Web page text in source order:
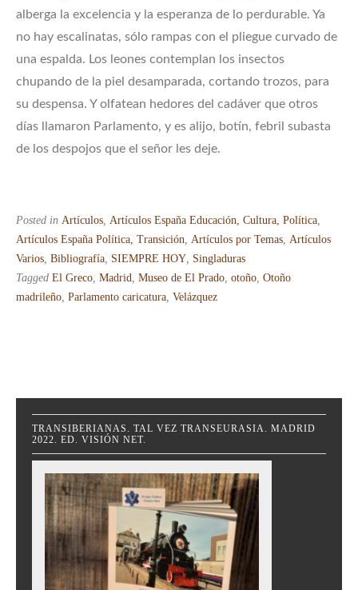
alberga la excelencia y la esperanza de lo perdurable. Ya
no hay escalinatas, sólo rampas con el pliegue curvado de
una espalda. Los leones contemplan los insectos
chupando de la piel desamparada, cortando trozos, para
su despensa. Y olfatean hedores del cadáver que otros
días llamaron Parlamento, y es alijo, botín, febril subasta
de los despojos que el señor les deje.
Posted in Artículos, Artículos España Educación, Cultura, Política,
Artículos España Política, Transición, Artículos por Temas, Artículos
Varios, Bibliografía, SIEMPRE HOY, Singladuras
Tagged El Greco, Madrid, Museo de El Prado, otoño, Otoño
madrileño, Parlamento caricatura, Velázquez
TRANSIBERIANAS. TAL VEZ TRANSEURASIA. MADRID
2022. ED. VISIÓN NET.